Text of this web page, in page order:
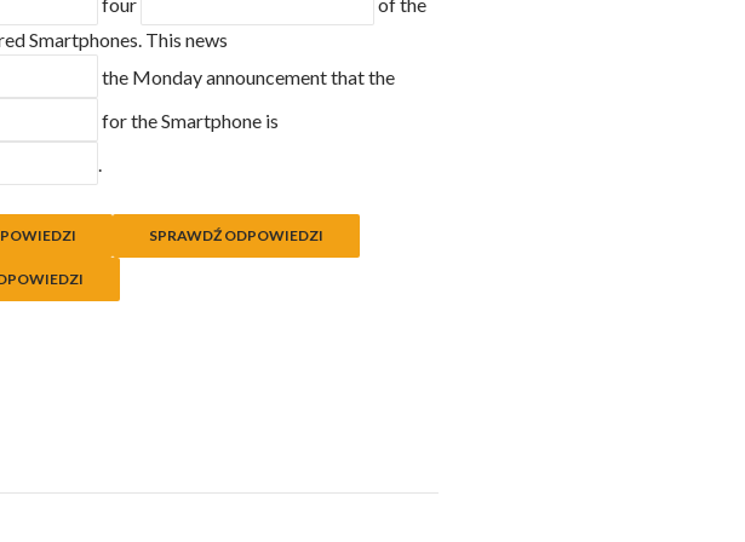
Smartphones. This news
the Monday announcement that the
for the Smartphone is
.
SPRAWDŹ ODPOWIEDZI